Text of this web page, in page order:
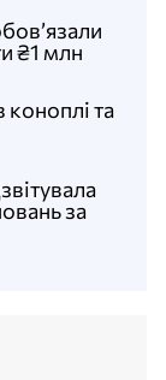
за
та
₴1 млн